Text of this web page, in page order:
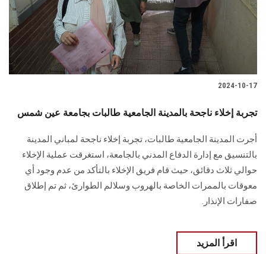
هيئة التدريس
الدراسات العليا
الزائـرون
سجل الان
2024-10-17
تجربة إخلاء ناجحة بالمدينة الجامعية طالبات بجامعة عين شمس
أجرت المدينة الجامعية طالبات، تجربة إخلاء ناجحة لمباني المدينة
بالتنسيق ‏مع إدارة الدفاع المدني بالجامعة، ‏استغرقت عملية الإخلاء
حوالي ثلاث دقائق، حيث قام فريق الإخلاء بالتأكد من عدم وجود أي
‏معوقات بالممرات الخاصة بالهروب وسلالم الطوارئ، ثم تم إطلاق
صفارات الإنذار.
اقرأ المزيد